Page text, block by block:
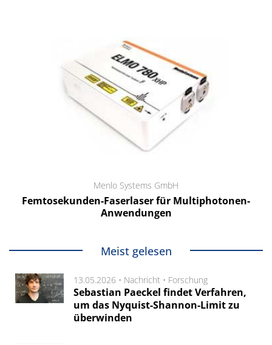
Menlo Systems GmbH
Femtosekunden-Faserlaser für Multiphotonen-
Anwendungen
Meist gelesen
13.05.2026 • Nachricht • Forschung
Sebastian Paeckel findet Verfahren,
um das Nyquist-Shannon-Limit zu
überwinden